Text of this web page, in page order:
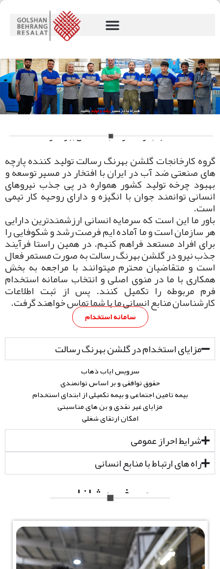
امور استخدام
استخدام مجموعه کارخانجات گلشن بهرنگ رسالت
گروه کارخانجات گلشن بهرنگ رسالت تولید کننده پارچه
های صنعتی ضد آب در ایران با افتخار در مسیر توسعه و
بهبود چرخه تولید کشور همواره در پی جذب نیروهای
انسانی توانمند جوان با انگیزه و دارای روحیه کار تیمی
است.
باور ما این است که سرمایه انسانی ارزشمندترین دارایی
هر سازمان است و ما آماده ایم فرصت رشد و شکوفایی را
برای افراد مستعد فراهم کنیم. در همین راستا فرآیند
جذب نیرو در گلشن بهرنگ رسالت به صورت مستمر فعال
است و متقاضیان محترم میتوانند با مراجعه به بخش
همکاری با ما در منوی اصلی و انتخاب سامانه استخدام
فرم مربوطه را تکمیل کنند. پس از ثبت اطلاعات
کارشناسان منابع انسانی ما با شما تماس خواهند گرفت.
سامانه استخدام
مزایای استخدام در گلشن بهرنگ رسالت
سرویس ایاب ذهاب
حقوق توافقی و بر اساس توانمندی
بیمه تامین اجتماعی و بیمه تکمیلی از ابتدای استخدام
مزایای غیر نقدی و بن های مناسبتی
امکان ارتقای شغلی
شرایط احراز عمومی
راه های ارتباط با منابع انسانی
معرفی مشاغل